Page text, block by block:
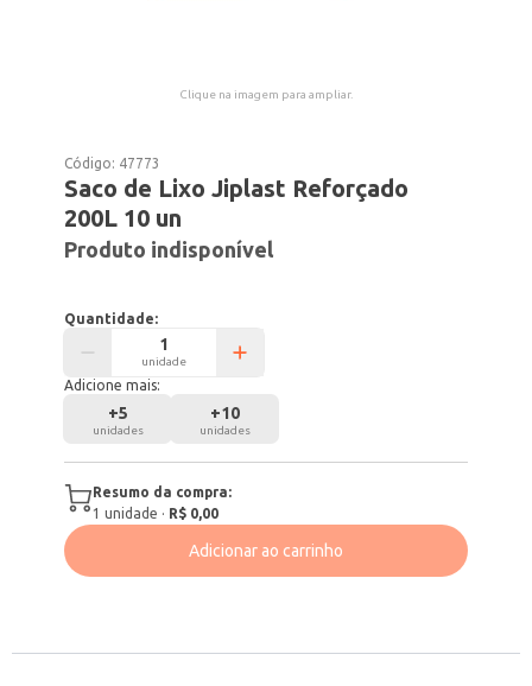
Clique na imagem para ampliar.
Código: 47773
Saco de Lixo Jiplast Reforçado
200L 10 un
Produto indisponível
Quantidade:
unidade
Adicione mais:
+5
unidades
+10
unidades
Resumo da compra:
1 unidade · R$ 0,00
Adicionar ao carrinho